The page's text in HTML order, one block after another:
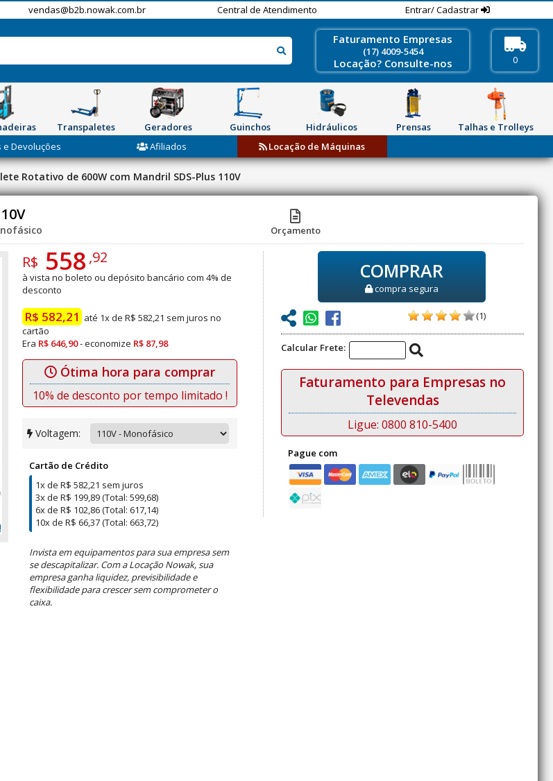
vendas@b2b.nowak.com.br Central de Atendimento Entrar/ Cadastrar
Faturamento Empresas
(17) 4009-5454
Locação? Consulte-nos 0
Transpaletes Geradores Guinchos Hidráulicos Prensas
Talhas e Trolleys
e Devoluções Afiliados Locação de Máquinas
Rotativo de 600W com Mandril SDS-Plus 110V
Orçamento
R$ 558,92
à vista no boleto ou depósito bancário com 4% de
desconto
R$ 582,21 até 1x de R$ 582,21 sem juros no
cartão
Era R$ 646,90- economize R$ 87,98
Ótima hora para comprar
10% de desconto por tempo limitado !
Voltagem:
Cartão de Crédito
1x de R$ 582,21 sem juros
3x de R$ 199,89 (Total: 599,68)
6x de R$ 102,86 (Total: 617,14)
10x de R$ 66,37 (Total: 663,72)
Invista em equipamentos para sua empresa sem
se descapitalizar. Com a Locação Nowak, sua
empresa ganha liquidez, previsibilidade e
flexibilidade para crescer sem comprometer o
caixa.
COMPRAR
compra segura
(1)
Calcular Frete:
Faturamento para Empresas no
Televendas
Ligue: 0800 810-5400
Pague com